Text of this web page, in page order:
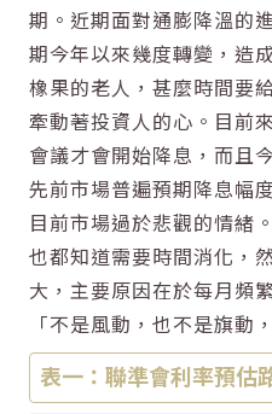
期。近期面對通膨降溫的
期今年以來幾度轉變，造
橡果的老人，甚麼時間要
牽動著投資人的心。目前
會議才會開始降息，而且
先前市場普遍預期降息幅
目前市場過於悲觀的情緒
也都知道需要時間消化，
大，主要原因在於每月頻
「不是風動，也不是旗動
表一：聯準會利率預估